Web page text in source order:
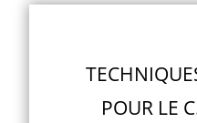
POUR LE